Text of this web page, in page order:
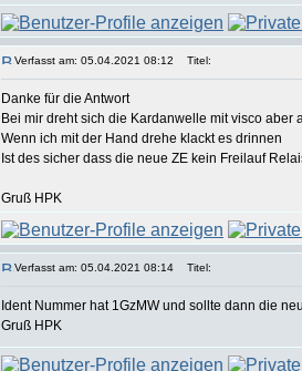
Verfasst am: 05.04.2021 08:12 Titel:
Danke für die Antwort
Bei mir dreht sich die Kardanwelle mit visco
Wenn ich mit der Hand drehe klackt es drinnen
Ist des sicher dass die neue ZE kein Freilauf
Gruß HPK
Verfasst am: 05.04.2021 08:14 Titel:
Ident Nummer hat 1GzMW und sollte dann die
Gruß HPK